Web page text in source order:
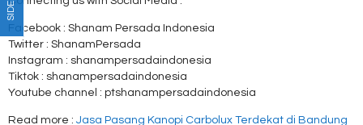
Facebook : Shanam Persada Indonesia
Twitter : ShanamPersada
Instagram : shanampersadaindonesia
Tiktok : shanampersadaindonesia
Youtube channel : ptshanampersadaindonesia
Read more : Jasa Pasang Kanopi Carbolux Terdekat di Bandung